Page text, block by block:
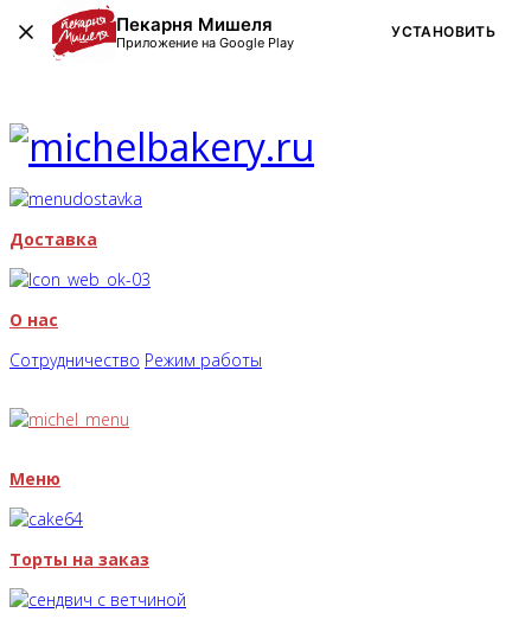
Доставка
О нас
Сотрудничество Режим работы
Меню
Торты на заказ
Пекарня Мишеля
Приложение на Google Play
УСТАНОВИТЬ